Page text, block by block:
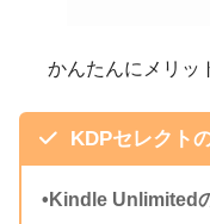
かんたんにメリッ
KDPセレクト
•Kindle Unlimited